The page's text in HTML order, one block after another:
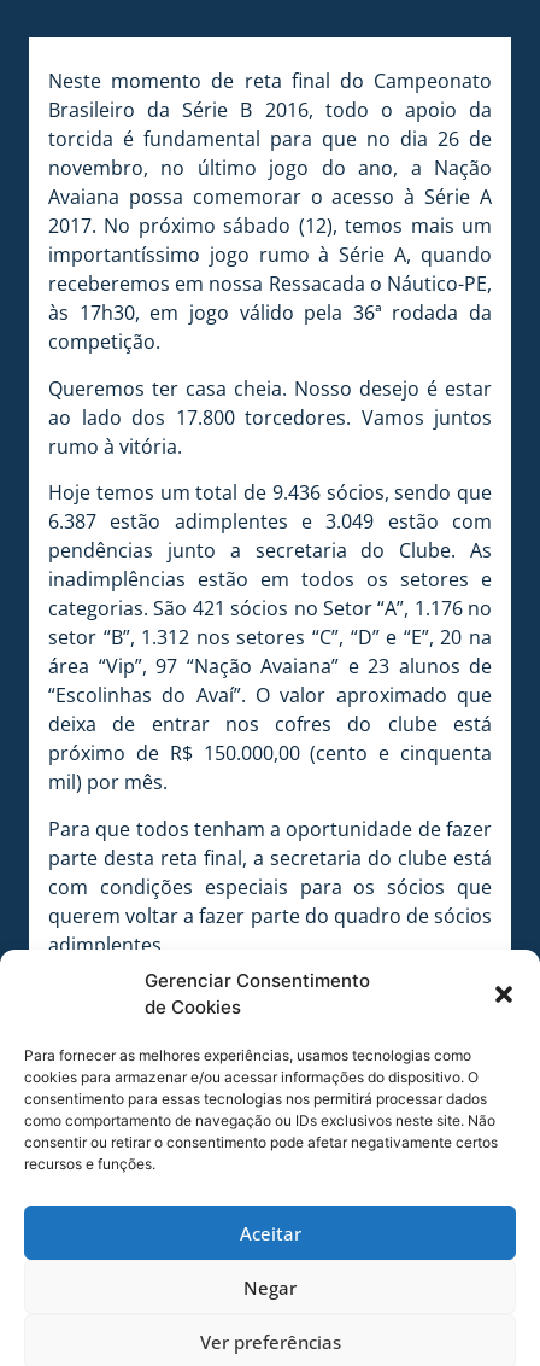
Gerenciar Consentimento
de Cookies
Para fornecer as melhores experiências, usamos tecnologias como
cookies para armazenar e/ou acessar informações do dispositivo. O
consentimento para essas tecnologias nos permitirá processar dados
como comportamento de navegação ou IDs exclusivos neste site. Não
consentir ou retirar o consentimento pode afetar negativamente certos
recursos e funções.
Aceitar
Negar
Ver preferências
Neste momento de reta final do Campeonato
Brasileiro da Série B 2016, todo o apoio da
torcida é fundamental para que no dia 26 de
novembro, no último jogo do ano, a Nação
Avaiana possa comemorar o acesso à Série A
2017. No próximo sábado (12), temos mais um
importantíssimo jogo rumo à Série A, quando
receberemos em nossa Ressacada o Náutico-PE,
às 17h30, em jogo válido pela 36ª rodada da
competição.
Queremos ter casa cheia. Nosso desejo é estar
ao lado dos 17.800 torcedores. Vamos juntos
rumo à vitória.
Hoje temos um total de 9.436 sócios, sendo que
6.387 estão adimplentes e 3.049 estão com
pendências junto a secretaria do Clube. As
inadimplências estão em todos os setores e
categorias. São 421 sócios no Setor “A”, 1.176 no
setor “B”, 1.312 nos setores “C”, “D” e “E”, 20 na
área “Vip”, 97 “Nação Avaiana” e 23 alunos de
“Escolinhas do Avaí”. O valor aproximado que
deixa de entrar nos cofres do clube está
próximo de R$ 150.000,00 (cento e cinquenta
mil) por mês.
Para que todos tenham a oportunidade de fazer
parte desta reta final, a secretaria do clube está
com condições especiais para os sócios que
querem voltar a fazer parte do quadro de sócios
adimplentes.
Todos devem procurar a secretaria do clube até
às 18 horas de quinta-feira (10). As condições
são facilitadas, podendo parcelar o débito em
até seis vezes no cartão.
NÃO FIQUE DE FORA DA RETA FINAL
Procure hoje mesmo a secretaria do clube. Não
deixe para o último dia. Evite filas e transtornos
no dia do jogo.
IMPORTANTE
Tendo em vista a importância da partida Avaí x
nos dias 11 (sexta-feira) e 12 (sábado), em